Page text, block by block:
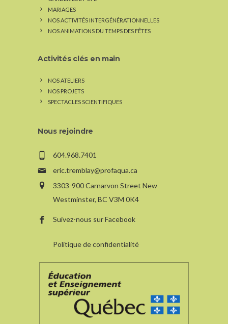
MARIAGES
NOS ACTIVITÉS INTERGÉNÉRATIONNELLES
NOS ANIMATIONS DU TEMPS DES FÊTES
Activités clés en main
NOS ATELIERS
NOS PROJETS
SPECTACLES SCIENTIFIQUES
Nous rejoindre
604.968.7401
eric.tremblay@profaqua.ca
3303-900 Carnarvon Street New
Westminster, BC V3M 0K4
Suivez-nous sur Facebook
Politique de confidentialité